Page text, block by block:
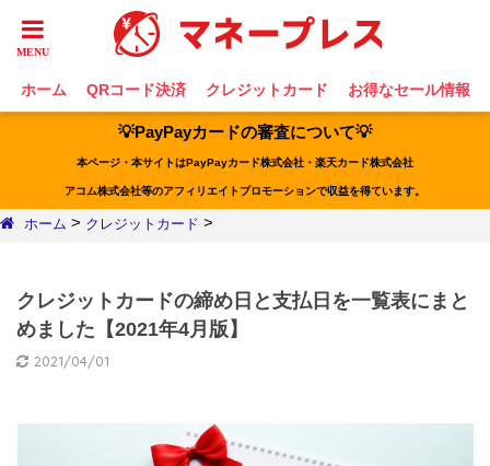
ホーム QRコード決済 クレジットカード お得なセール情報
💡PayPayカードの審査について💡
本ページ・本サイトはPayPayカード株式会社・楽天カード株式会社
アコム株式会社等のアフィリエイトプロモーションで収益を得ています。
ホーム > クレジットカード >
クレジットカードの締め日と支払日を一覧表にまと
めました【2021年4月版】
2021/04/01